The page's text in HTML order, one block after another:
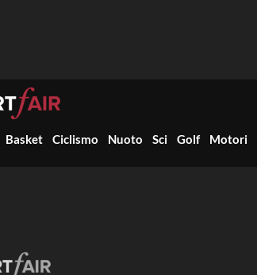
Basket Ciclismo Nuoto Sci Golf Motori